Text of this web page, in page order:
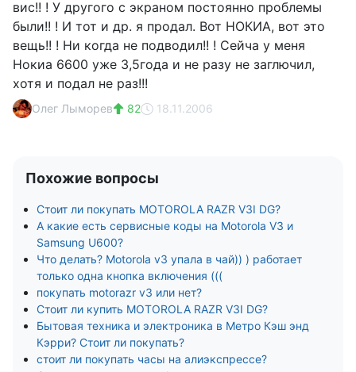
вис!! ! У другого с экраном постоянно проблемы
были!! ! И тот и др. я продал. Вот НОКИА, вот это
вещь!! ! Ни когда не подводил!! ! Сейча у меня
Нокиа 6600 уже 3,5года и не разу не заглючил,
хотя и подал не раз!!!
Олег Лыморев 82 18.11.2006
Похожие вопросы
Стоит ли покупать MOTOROLA RAZR V3I DG?
А какие есть сервисные коды на Motorola V3 и
Samsung U600?
Что делать? Motorola v3 упала в чай)) ) работает
только одна кнопка включения (((
покупать motorazr v3 или нет?
Стоит ли купить MOTOROLA RAZR V3I DG?
Бытовая техника и электроника в Метро Кэш энд
Кэрри? Стоит ли покупать?
стоит ли покупать часы на алиэкспрессе?